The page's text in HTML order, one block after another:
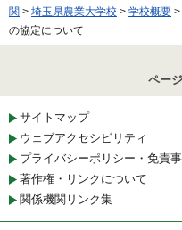
関 > 埼玉県農業大学校 > 学校概要 >
の協定について
ペー
サイトマップ
ウェブアクセシビリティ
プライバシーポリシー・免責
著作権・リンクについて
関係機関リンク集